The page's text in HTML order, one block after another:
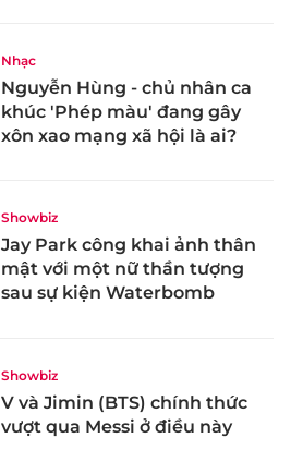
Nhạc
Nguyễn Hùng - chủ nhân ca
khúc 'Phép màu' đang gây
xôn xao mạng xã hội là ai?
Showbiz
Jay Park công khai ảnh thân
mật với một nữ thần tượng
sau sự kiện Waterbomb
Showbiz
V và Jimin (BTS) chính thức
vượt qua Messi ở điều này